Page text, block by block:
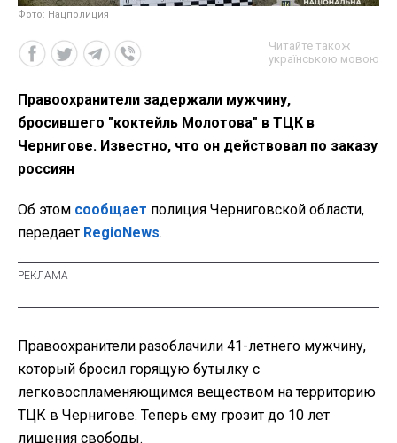
Фото: Нацполиция
Читайте також
українською мовою
Правоохранители задержали мужчину,
бросившего "коктейль Молотова" в ТЦК в
Чернигове. Известно, что он действовал по заказу
россиян
Об этом сообщает полиция Черниговской области,
передает RegioNews.
Правоохранители разоблачили 41-летнего мужчину,
который бросил горящую бутылку с
легковоспламеняющимся веществом на территорию
ТЦК в Чернигове. Теперь ему грозит до 10 лет
лишения свободы.